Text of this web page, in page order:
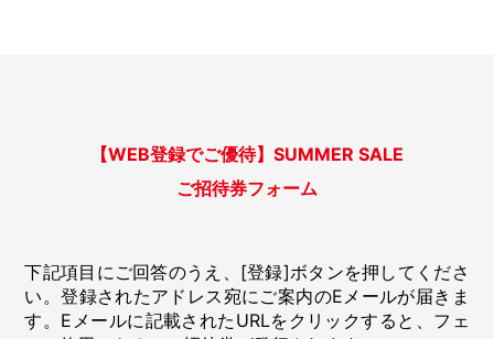
【WEB登録でご優待】SUMMER SALE
ご招待券フォーム
下記項目にご回答のうえ、[登録]ボタンを押してくださ
い。登録されたアドレス宛にご案内のEメールが届きま
す。Eメールに記載されたURLをクリックすると、フェ